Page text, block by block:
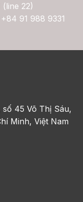
22)
91 988 9331
số 45 Võ Thị Sáu,
Minh, Việt Nam